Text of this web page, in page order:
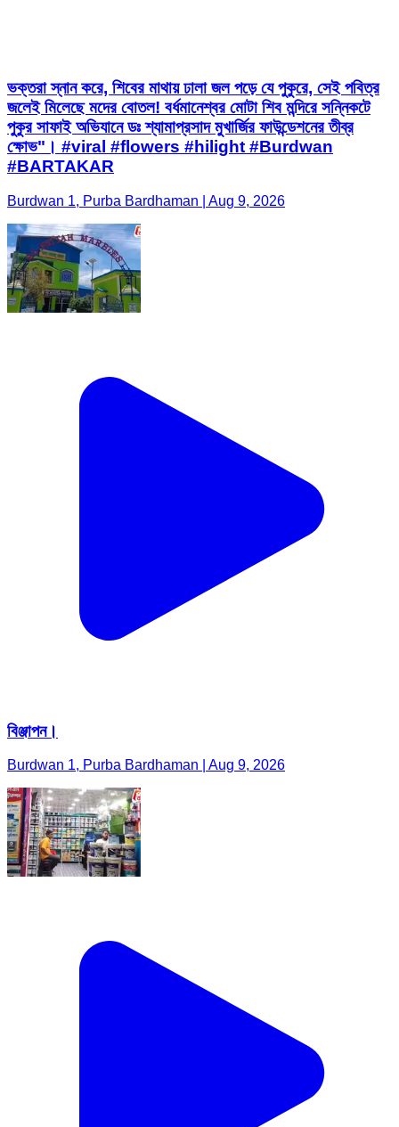
ভক্তরা স্নান করে, শিবের মাথায় ঢালা জল পড়ে যে পুকুরে, সেই পবিত্র
জলেই মিলেছে মদের বোতল! বর্ধমানেশ্বর মোটা শিব মন্দিরে সন্নিকটে
পুকুর সাফাই অভিযানে ডঃ শ্যামাপ্রসাদ মুখার্জির ফাউন্ডেশনের তীব্র
ক্ষোভ"। #viral #flowers #hilight #Burdwan
#BARTAKAR
Burdwan 1, Purba Bardhaman | Aug 9, 2026
বিঞ্জাপন।
Burdwan 1, Purba Bardhaman | Aug 9, 2026